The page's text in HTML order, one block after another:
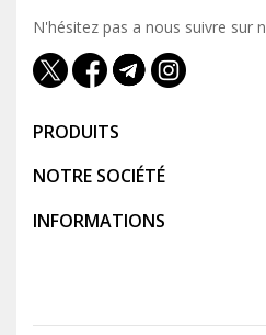
N'hésitez pas a nous suivre sur
PRODUITS
NOTRE SOCIÉTÉ
INFORMATIONS